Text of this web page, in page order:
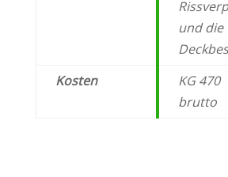
und die
Kosten
KG 470
brutto